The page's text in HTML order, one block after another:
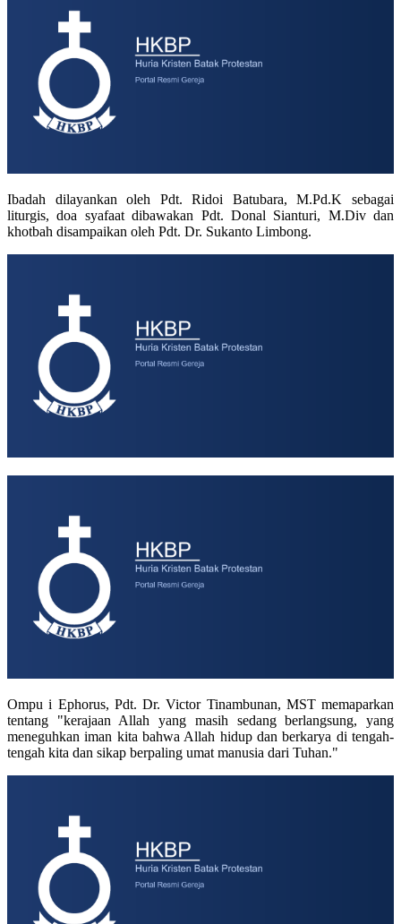
Ibadah dilayankan oleh Pdt. Ridoi Batubara, M.Pd.K sebagai
liturgis, doa syafaat dibawakan Pdt. Donal Sianturi, M.Div dan
khotbah disampaikan oleh Pdt. Dr. Sukanto Limbong.
Ompu i Ephorus, Pdt. Dr. Victor Tinambunan, MST memaparkan
tentang "kerajaan Allah yang masih sedang berlangsung, yang
meneguhkan iman kita bahwa Allah hidup dan berkarya di tengah-
tengah kita dan sikap berpaling umat manusia dari Tuhan."